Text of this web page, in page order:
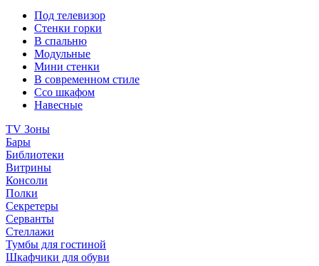
Под телевизор
Стенки горки
В спальню
Модульные
Мини стенки
В современном стиле
Ссо шкафом
Навесные
TV Зоны
Бары
Библиотеки
Витрины
Консоли
Полки
Секретеры
Серванты
Стеллажи
Тумбы для гостиной
Шкафчики для обуви